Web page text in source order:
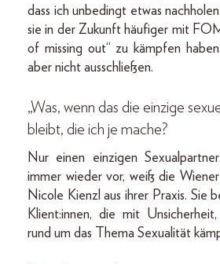
dass ich unbedingt etwas
sie in der Zukunft häufiger mit
of missing out“ zu kämpfen
aber nicht ausschließen.
„Was, wenn das die einzige
bleibt, die ich je mache?
Nur einen einzigen
immer wieder vor, weiß die
Nicole Kienzl aus ihrer Praxis. Sie
Klient:innen, die mit
rund um das Thema Sexualität